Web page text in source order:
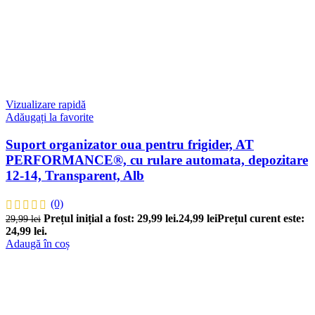
Vizualizare rapidă
Adăugați la favorite
Suport organizator oua pentru frigider, AT
PERFORMANCE®, cu rulare automata, depozitare
12-14, Transparent, Alb
(0)
29,99lei Prețul inițial a fost: 29,99 lei.24,99 leiPrețul curent este:
24,99 lei.
Adaugă în coș